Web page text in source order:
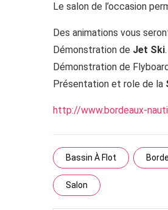
Le salon de l’occasion
Des animations vous
Démonstration de Jet Ski.
Démonstration de Flyboard
Présentation et role de la
http://www.bordeaux-
Bassin À Flot
Salon